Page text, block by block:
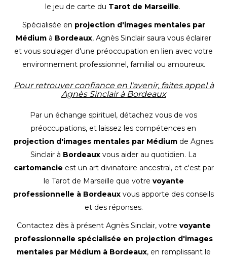
le jeu de carte du Tarot de Marseille.
Spécialisée en projection d'images mentales par
Médium à Bordeaux, Agnès Sinclair saura vous éclairer
et vous soulager d'une préoccupation en lien avec votre
environnement professionnel, familial ou amoureux.
Pour retrouver confiance en l'avenir, faites appel à
Agnès Sinclair à Bordeaux
Par un échange spirituel, détachez vous de vos
préoccupations, et laissez les compétences en
projection d'images mentales par Médium de Agnes
Sinclair à Bordeaux vous aider au quotidien. La
cartomancie est un art divinatoire ancestral, et c'est par
le Tarot de Marseille que votre voyante
professionnelle à Bordeaux vous apporte des conseils
et des réponses.
Contactez dès à présent Agnès Sinclair, votre voyante
professionnelle spécialisée en projection d'images
mentales par Médium à Bordeaux, en remplissant le